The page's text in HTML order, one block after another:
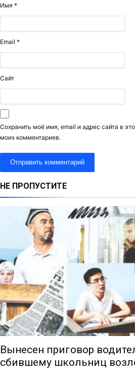
Имя *
Email *
Сайт
Сохранить моё имя, email и адрес сайта в
моих комментариев.
НЕ ПРОПУСТИТЕ
Вынесен приговор
сбившему школьниц